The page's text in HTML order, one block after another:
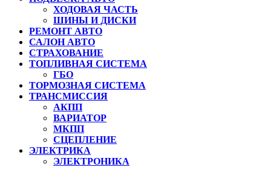
ХОДОВАЯ ЧАСТЬ
ШИНЫ И ДИСКИ
РЕМОНТ АВТО
САЛОН АВТО
СТРАХОВАНИЕ
ТОПЛИВНАЯ СИСТЕМА
ГБО
ТОРМОЗНАЯ СИСТЕМА
ТРАНСМИССИЯ
АКПП
ВАРИАТОР
МКПП
СЦЕПЛЕНИЕ
ЭЛЕКТРИКА
ЭЛЕКТРОНИКА